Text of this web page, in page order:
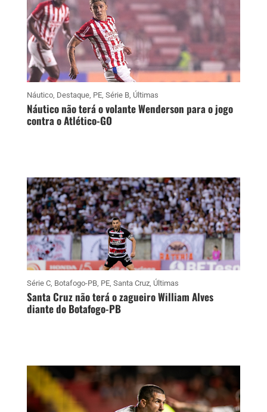
Náutico, Destaque, PE, Série B, Últimas
Náutico não terá o volante Wenderson para o jogo
contra o Atlético-GO
Série C, Botafogo-PB, PE, Santa Cruz, Últimas
Santa Cruz não terá o zagueiro William Alves
diante do Botafogo-PB